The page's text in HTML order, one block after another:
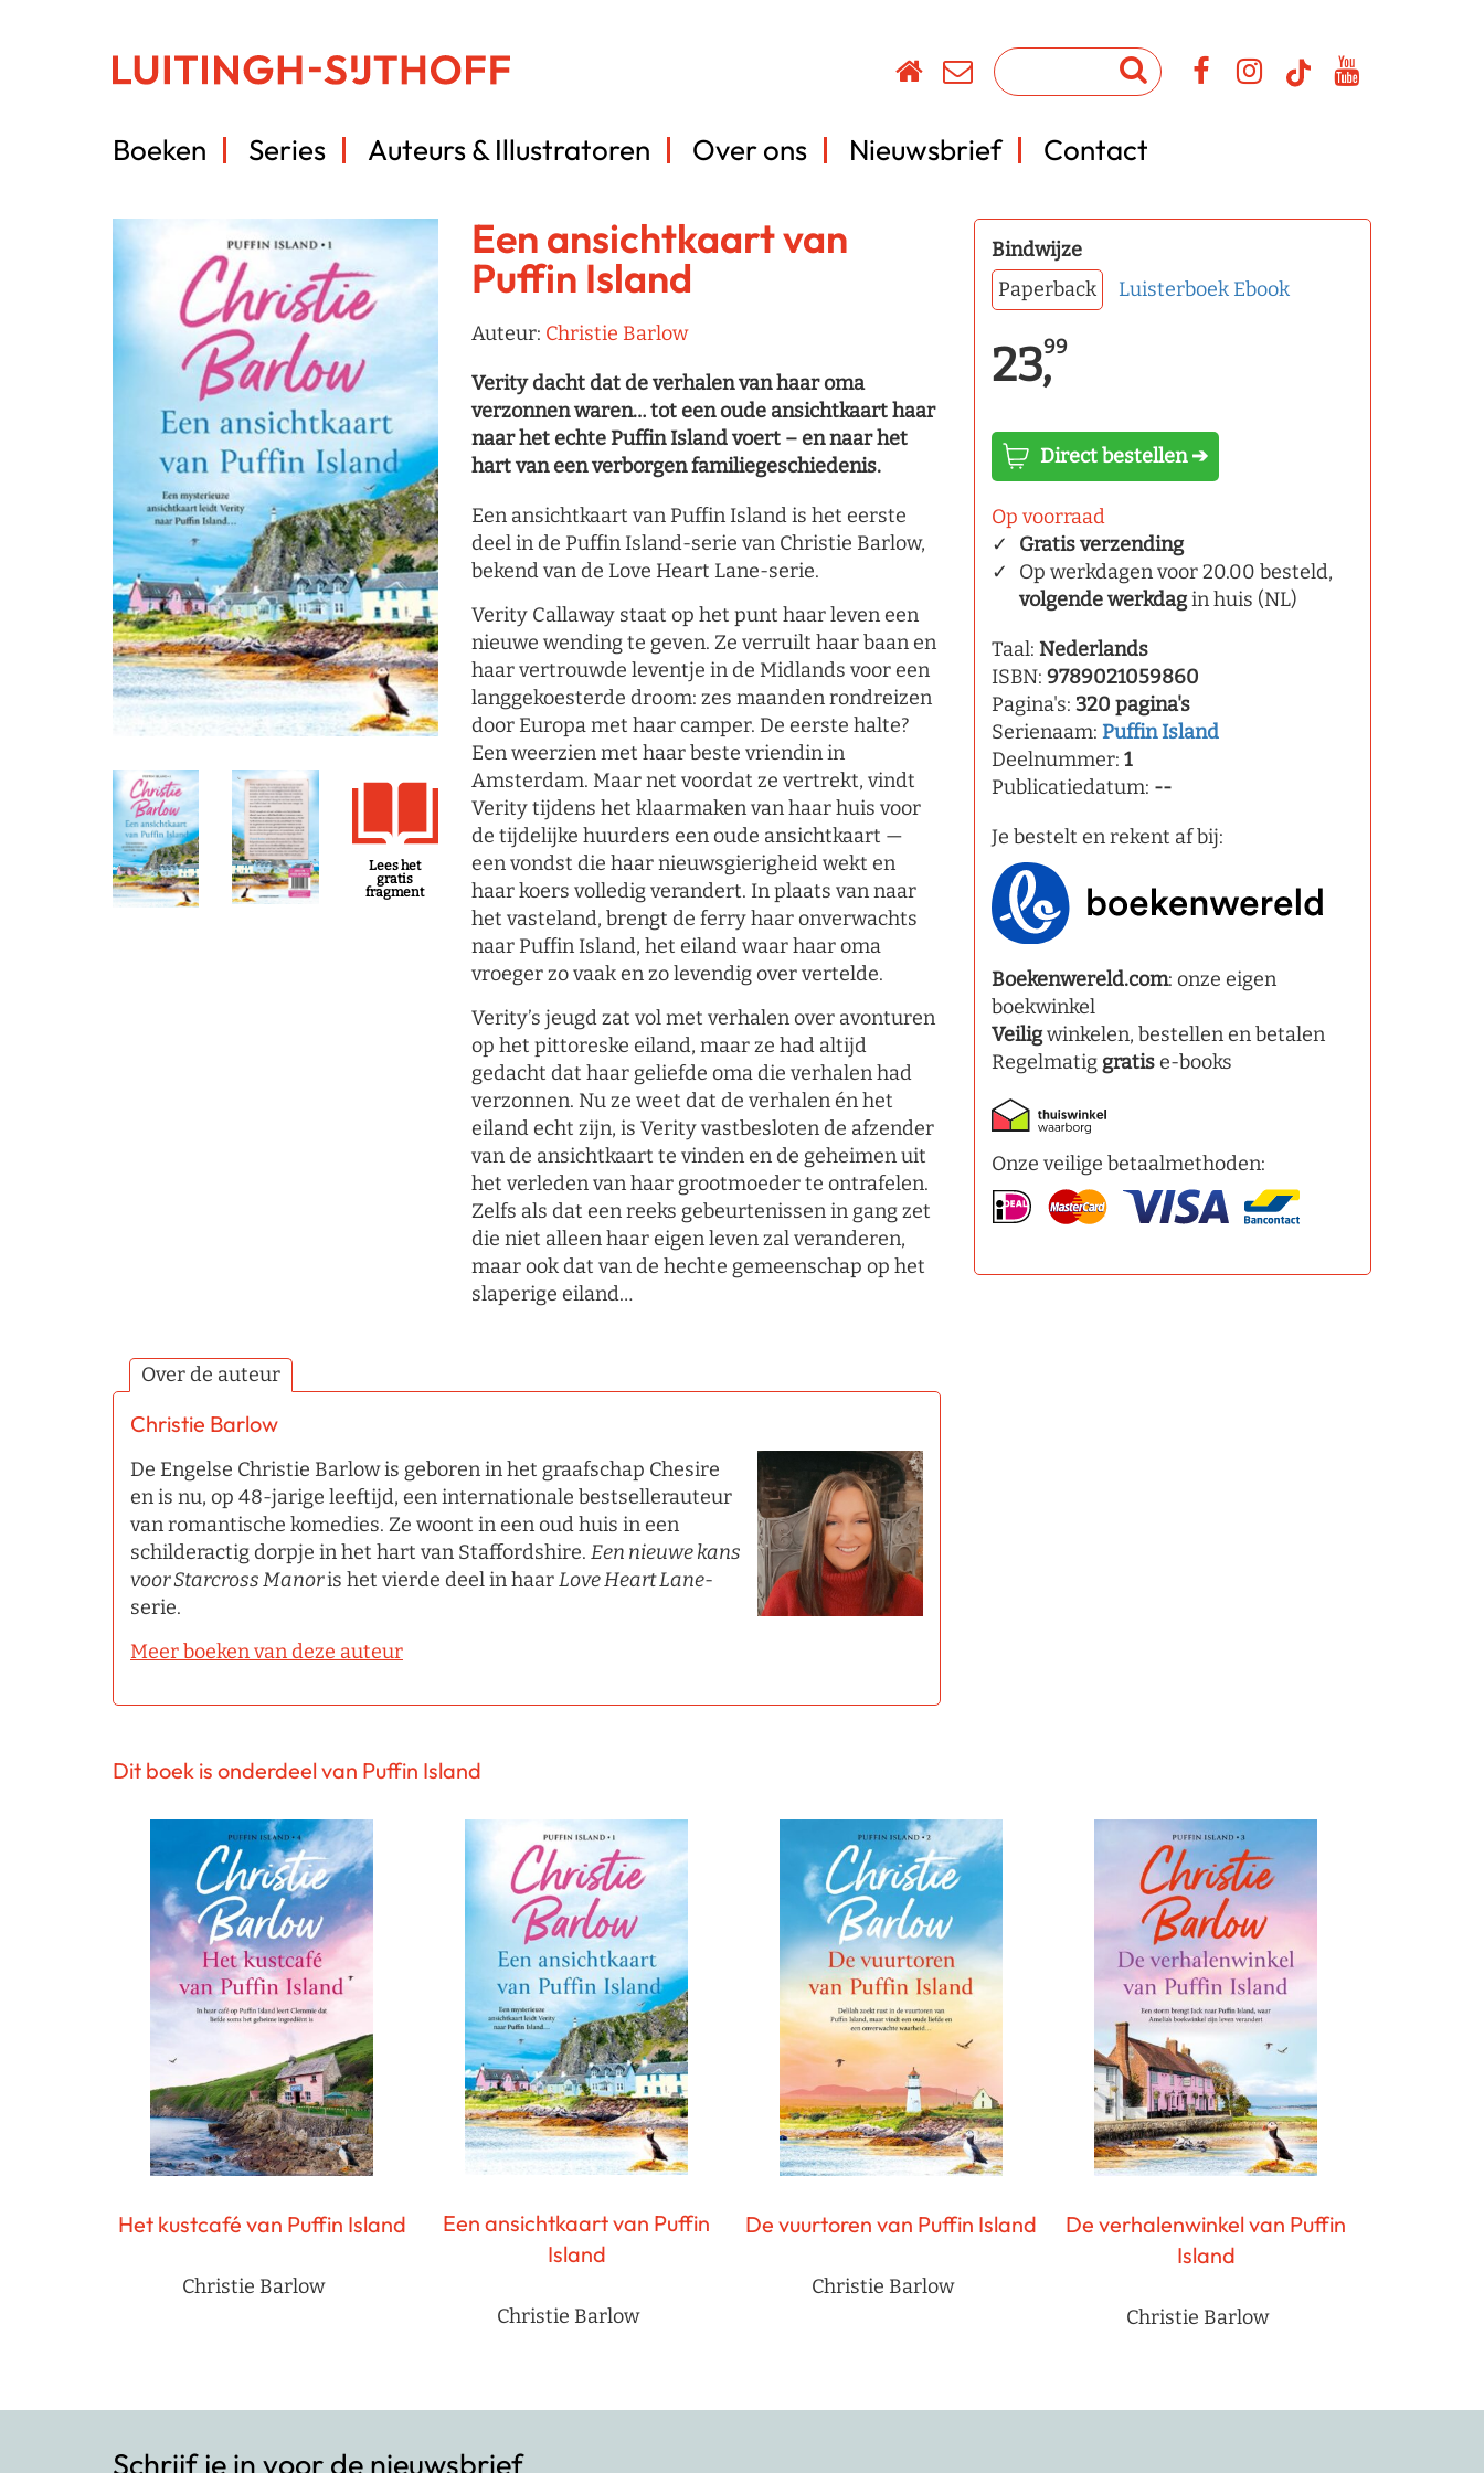
Boeken Series Auteurs & Illustratoren Over ons Nieuwsbrief Contact
Lees het
gratis
fragment
Een ansichtkaart van
Puffin Island
Auteur: Christie Barlow
Verity dacht dat de verhalen van haar oma
verzonnen waren… tot een oude ansichtkaart haar
naar het echte Puffin Island voert – en naar het
hart van een verborgen familiegeschiedenis.
Een ansichtkaart van Puffin Island is het eerste
deel in de Puffin Island-serie van Christie Barlow,
bekend van de Love Heart Lane-serie.
Verity Callaway staat op het punt haar leven een
nieuwe wending te geven. Ze verruilt haar baan en
haar vertrouwde leventje in de Midlands voor een
langgekoesterde droom: zes maanden rondreizen
door Europa met haar camper. De eerste halte?
Een weerzien met haar beste vriendin in
Amsterdam. Maar net voordat ze vertrekt, vindt
Verity tijdens het klaarmaken van haar huis voor
de tijdelijke huurders een oude ansichtkaart —
een vondst die haar nieuwsgierigheid wekt en
haar koers volledig verandert. In plaats van naar
het vasteland, brengt de ferry haar onverwachts
naar Puffin Island, het eiland waar haar oma
vroeger zo vaak en zo levendig over vertelde.
Verity’s jeugd zat vol met verhalen over avonturen
op het pittoreske eiland, maar ze had altijd
gedacht dat haar geliefde oma die verhalen had
verzonnen. Nu ze weet dat de verhalen én het
eiland echt zijn, is Verity vastbesloten de afzender
van de ansichtkaart te vinden en de geheimen uit
het verleden van haar grootmoeder te ontrafelen.
Zelfs als dat een reeks gebeurtenissen in gang zet
die niet alleen haar eigen leven zal veranderen,
maar ook dat van de hechte gemeenschap op het
slaperige eiland…
Over de auteur
Christie Barlow
De Engelse Christie Barlow is geboren in het graafschap Chesire
en is nu, op 48-jarige leeftijd, een internationale bestsellerauteur
van romantische komedies. Ze woont in een oud huis in een
schilderactig dorpje in het hart van Staffordshire. Een nieuwe kans
voor Starcross Manoris het vierde deel in haarLove Heart Lane-
serie.
Meer boeken van deze auteur
Bindwijze
Paperback
Luisterboek Ebook
23,99
Direct bestellen ➔
Op voorraad
Gratis verzending
Op werkdagen voor 20.00 besteld,
volgende werkdagin huis (NL)
Taal: Nederlands
ISBN: 9789021059860
Pagina's: 320 pagina's
Serienaam: Puffin Island
Deelnummer: 1
Publicatiedatum: --
Je bestelt en rekent af bij:
Boekenwereld.com: onze eigen
boekwinkel
Veiligwinkelen, bestellen en betalen
Regelmatig gratise-books
Onze veilige betaalmethoden:
Dit boek is onderdeel van Puffin Island
Het kustcafé van Puffin Island
Christie Barlow
Een ansichtkaart van Puffin
Island
Christie Barlow
De vuurtoren van Puffin Island
Christie Barlow
De verhalenwinkel van Puffin
Island
Christie Barlow
Schrijf je in voor de nieuwsbrief